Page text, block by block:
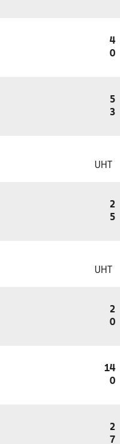
4
0
5
3
UHT
2
5
UHT
2
0
14
0
2
7